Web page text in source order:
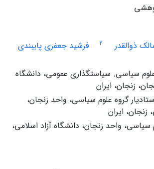
ذوالقدر 2 فرشید جعفری پایبندی
سیاسی. سیاستگذاری عمومی، دانشگاه
زنجان، ایران
گروه علوم سیاسی‌، واحد زنجان،
زنجان، ایران
سیاسی‌، واحد زنجان، دانشگاه آزاد اسلامی،